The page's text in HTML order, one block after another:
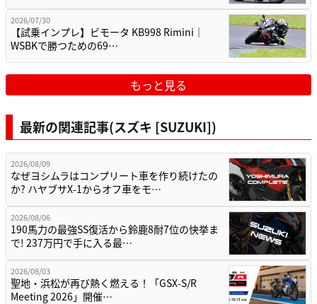
2026/07/30
【試乗インプレ】ビモータ KB998 Rimini｜
WSBKで勝つための69…
もっと見る
最新の関連記事(スズキ [SUZUKI])
2026/08/09
なぜヨシムラはコンプリート車を作り続けたの
か? ハヤブサX-1からオフ車をモ…
2026/08/06
190馬力の最強SS復活から鈴鹿8耐7位の快挙ま
で! 237万円で手に入る最…
2026/08/03
聖地・浜松が再び熱く燃える！「GSX-S/R
Meeting 2026」開催…